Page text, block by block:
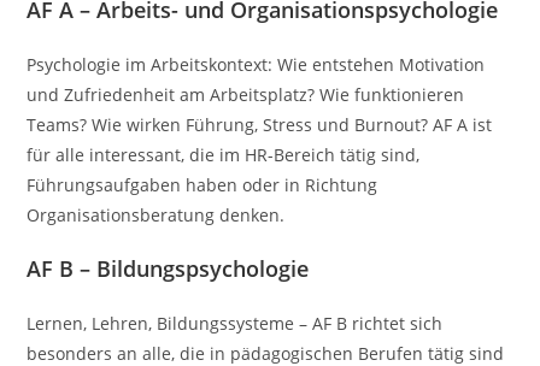
AF A – Arbeits- und Organisationspsychologie
Psychologie im Arbeitskontext: Wie entstehen Motivation
und Zufriedenheit am Arbeitsplatz? Wie funktionieren
Teams? Wie wirken Führung, Stress und Burnout? AF A ist
für alle interessant, die im HR-Bereich tätig sind,
Führungsaufgaben haben oder in Richtung
Organisationsberatung denken.
AF B – Bildungspsychologie
Lernen, Lehren, Bildungssysteme – AF B richtet sich
besonders an alle, die in pädagogischen Berufen tätig sind